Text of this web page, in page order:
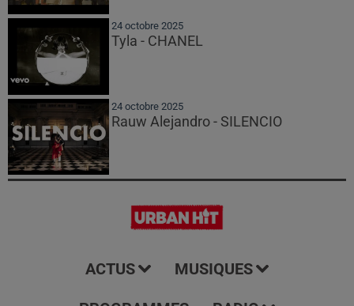
24 octobre 2025
Tyla - CHANEL
24 octobre 2025
Rauw Alejandro - SILENCIO
ACTUS MUSIQUES